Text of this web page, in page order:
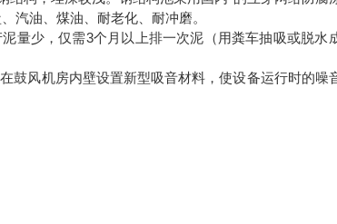
汽油、煤油、耐老化、耐冲磨。
量少，仅需3个月以上排一次泥（用粪车抽吸或脱水
鼓风机房内壁设置新型吸音材料，使设备运行时的噪